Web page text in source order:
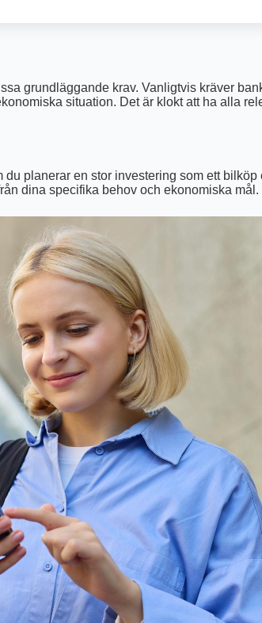
grundläggande krav. Vanligtvis kräver
situation. Det är klokt att ha alla
planerar en stor investering som ett
dina specifika behov och ekonomiska mål.